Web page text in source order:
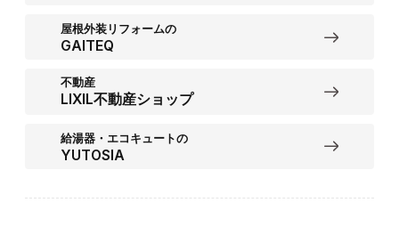
屋根外装リフォームの
GAITEQ
不動産
LIXIL不動産ショップ
給湯器・エコキュートの
YUTOSIA